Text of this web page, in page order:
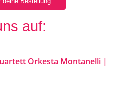
auf:
Orkesta Montanelli |